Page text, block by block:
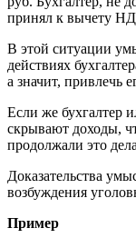
принял к вычету
В этой ситуации
действиях
а значит, привлечь
Если же бухгалтер
скрывают доходы,
продолжали это
Доказательства
возбуждения
Пример